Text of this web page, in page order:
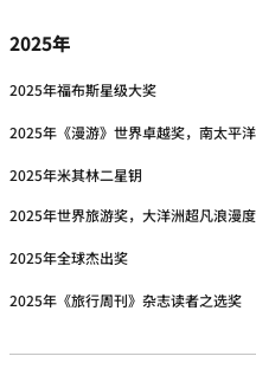
2025年
2025年福布斯星级大奖
2025年《漫游》世界卓越奖，南太平
2025年米其林二星钥
2025年世界旅游奖，大洋洲超凡浪漫
2025年全球杰出奖
2025年《旅行周刊》杂志读者之选奖